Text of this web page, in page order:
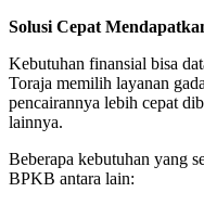
Solusi Cepat
Kebutuhan finansial bisa
Toraja memilih layanan
pencairannya lebih cepat
lainnya.
Beberapa kebutuhan yang
BPKB antara lain: